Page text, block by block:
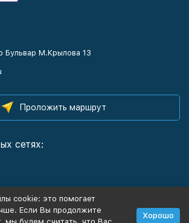
Бульвар М.Крылова 13
Проложить маршрут
сетях:
cookie: это помогает
Если Вы продолжите
Хорошо